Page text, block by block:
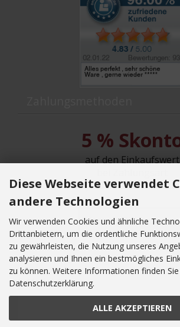
5 %
auf den Einkaufswert
PayPal oder
Vertrag Widerrufen
Newsletter-Anmeldung
E-Mail-Adresse:
Diese Webseite verwendet
andere Technologien
Wir verwenden Cookies und ähnliche
Drittanbietern, um die ordentliche
zu gewährleisten, die Nutzung unseres
analysieren und Ihnen ein bestmögliches
zu können. Weitere Informationen finden
Datenschutzerklärung.
ALLE AKZEPTIEREN